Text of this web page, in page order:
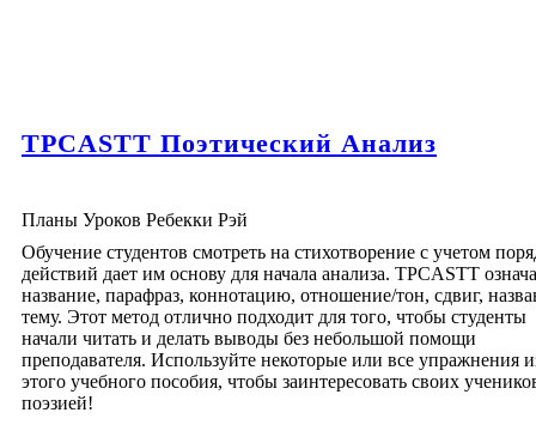
TPCASTT Поэтический Анализ
Планы Уроков Ребекки Рэй
Обучение студентов смотреть на стихотворение с учетом
действий дает им основу для начала анализа. TPCASTT
название, парафраз, коннотацию, отношение/тон, сдвиг,
тему. Этот метод отлично подходит для того, чтобы студенты
начали читать и делать выводы без небольшой помощи
преподавателя. Используйте некоторые или все упражнения
этого учебного пособия, чтобы заинтересовать своих
поэзией!